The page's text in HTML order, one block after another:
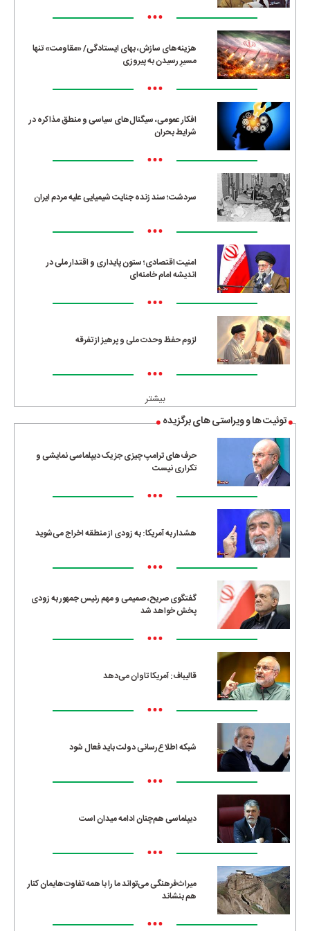
•••
هزینه‌های سازش، بهای ایستادگی/ «مقاومت» تنها
مسیرِ رسیدن به پیروزی
•••
افکار عمومی، سیگنال‌های سیاسی و منطق مذاکره در
شرایط بحران
•••
سردشت؛ سند زنده جنایت شیمیایی علیه مردم ایران
•••
امنیت اقتصادی؛ ستون پایداری و اقتدار ملی در
اندیشه امام خامنه‌ای
•••
لزوم حفظ وحدت ملی و پرهیز از تفرقه
•••
بیشتر
توئیت ها و ویراستی های برگزیده
حرف‌های ترامپ چیزی جز یک دیپلماسی نمایشی و
تکراری نیست
•••
هشدار به آمریکا: به زودی از منطقه اخراج می‌شوید
•••
گفتگوی صریح، صمیمی و مهم رئیس جمهور به زودی
پخش خواهد شد
•••
قالیباف: آمریکا تاوان می‌دهد
•••
شبکه اطلاع‌رسانی دولت باید فعال شود
•••
دیپلماسی هم‌چنان ادامه میدان است
•••
میراث‌فرهنگی می‌تواند ما را با همه تفاوت‌هایمان کنار
هم بنشاند
•••